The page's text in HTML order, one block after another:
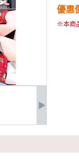
優惠
※本商